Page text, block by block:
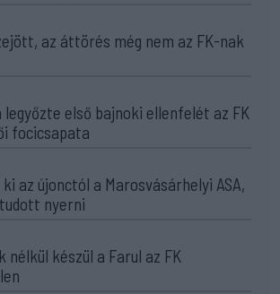
az áttörés még nem az FK-nak
legyőzte első bajnoki ellenfelét az FK
focicsapata
az újonctól a Marosvásárhelyi ASA,
nyerni
nélkül készül a Farul az FK